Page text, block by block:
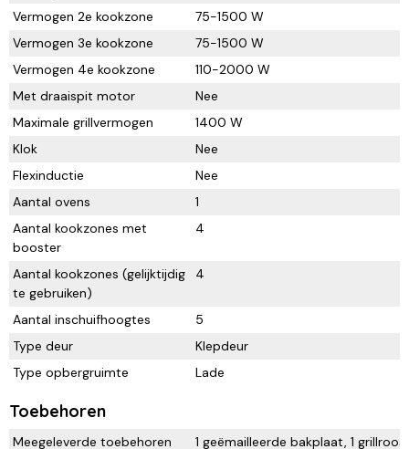
Vermogen 2e kookzone
75-1500 W
Vermogen 3e kookzone
75-1500 W
Vermogen 4e kookzone
110-2000 W
Met draaispit motor
Nee
Maximale grillvermogen
1400 W
Klok
Nee
Flexinductie
Nee
Aantal ovens
1
Aantal kookzones met
booster
4
Aantal kookzones (gelijktijdig
te gebruiken)
4
Aantal inschuifhoogtes
5
Type deur
Klepdeur
Type opbergruimte
Lade
Toebehoren
Meegeleverde toebehoren
1 geëmailleerde bakplaat, 1